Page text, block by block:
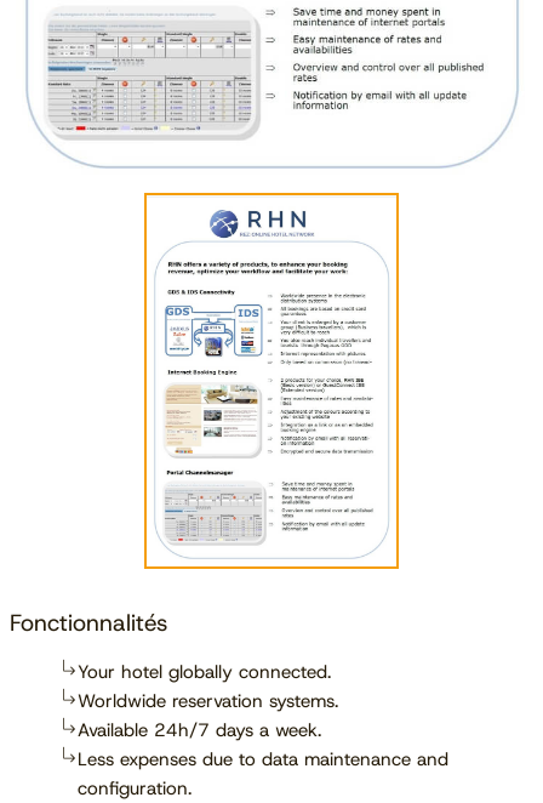
Fonctionnalités
Your hotel globally connected.
Worldwide reservation systems.
Available 24h/7 days a week.
Less expenses due to data maintenance and
configuration.